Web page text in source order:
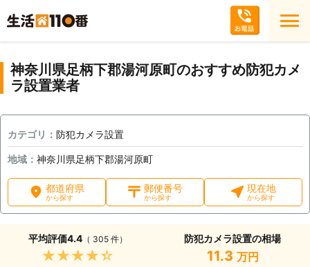
神奈川県足柄下郡湯河原町のおすすめ防犯カメ
ラ設置業者
カテゴリ： 防犯カメラ設置
地域： 神奈川県足柄下郡湯河原町
都道府県
から探す
郵便番号
から探す
現在地
から探す
平均評価4.4（ 305 件）
★★★★★
防犯カメラ設置の相場
11.3 万円